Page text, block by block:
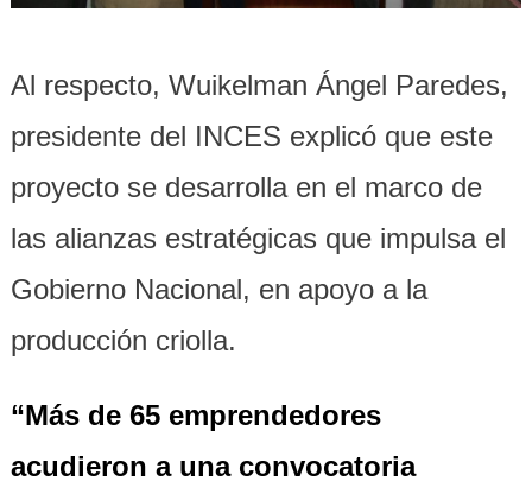
Al respecto, Wuikelman Ángel Paredes,
presidente del INCES explicó que este
proyecto se desarrolla en el marco de
las alianzas estratégicas que impulsa el
Gobierno Nacional, en apoyo a la
producción criolla.
“Más de 65 emprendedores
acudieron a una convocatoria